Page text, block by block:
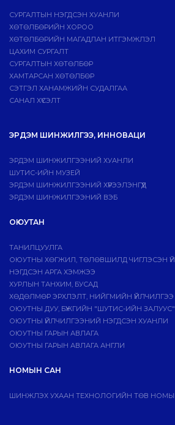
СУРГАЛТЫН НЭГДСЭН ХУАНЛИ
ХӨТӨЛБӨРИЙН ХОРОО
ХӨТӨЛБӨРИЙН МАГАДЛАН ИТГЭМЖЛЭЛ
ЦАХИМ СУРГАЛТ
СУРГАЛТЫН ХӨТӨЛБӨР
ХАМТАРСАН ХӨТӨЛБӨР
СЭТГЭЛ ХАНАМЖИЙН СУДАЛГАА
САНАЛ ХҮСЭЛТ
ЭРДЭМ ШИНЖИЛГЭЭ, ИННОВАЦИ
ЭРДЭМ ШИНЖИЛГЭЭНИЙ ХУАНЛИ
ШУТИС-ИЙН МУЗЕЙ
ЭРДЭМ ШИНЖИЛГЭЭНИЙ ХҮРЭЭЛЭНГҮҮД
ЭРДЭМ ШИНЖИЛГЭЭНИЙ ВЭБ
ОЮУТАН
ТАНИЛЦУУЛГА
ОЮУТНЫ ХӨГЖИЛ, ТӨЛӨВШИЛД ЧИГЛЭСЭН
НЭГДСЭН АРГА ХЭМЖЭЭ
ХУРЛЫН ТАНХИМ, БУСАД
ХӨДӨЛМӨР ЭРХЛЭЛТ, НИЙГМИЙН ҮЙЛЧИЛГЭЭ
ОЮУТНЫ ДУУ, БҮЖГИЙН "ШУТИС-ИЙН ЗАЛУУС"
ОЮУТНЫ ҮЙЛЧИЛГЭЭНИЙ НЭГДСЭН ХУАНЛИ
ОЮУТНЫ ГАРЫН АВЛАГА
ОЮУТНЫ ГАРЫН АВЛАГА АНГЛИ
НОМЫН САН
ШИНЖЛЭХ УХААН ТЕХНОЛОГИЙН ТӨВ